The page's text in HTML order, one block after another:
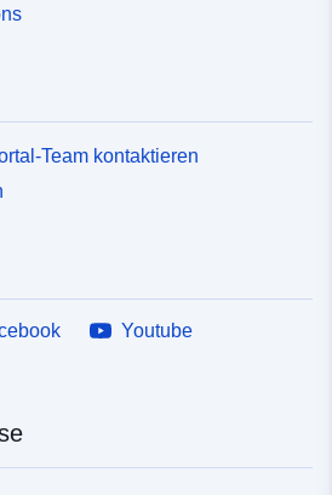
Team kontaktieren
Youtube